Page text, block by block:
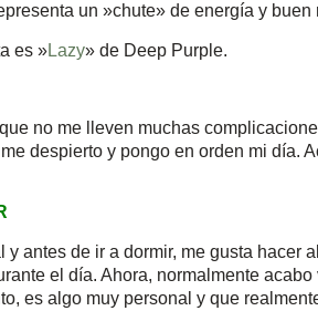
un »chute» de energía y buen
es »Lazy» de Deep Purple.
no me lleven muchas
despierto y pongo en orden mi día.
antes de ir a dormir, me gusta hacer
el día. Ahora, normalmente
es algo muy personal y que